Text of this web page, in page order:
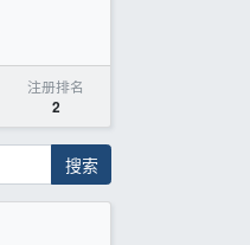
注册排名
2
搜索